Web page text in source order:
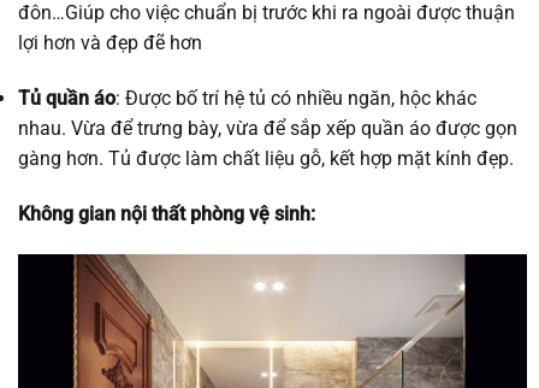
đôn…Giúp cho việc chuẩn bị trước khi ra ngoài được thuận
lợi hơn và đẹp đẽ hơn
Tủ quần áo: Được bố trí hệ tủ có nhiều ngăn, hộc khác
nhau. Vừa để trưng bày, vừa để sắp xếp quần áo được gọn
gàng hơn. Tủ được làm chất liệu gỗ, kết hợp mặt kính đẹp.
Không gian nội thất phòng vệ sinh: